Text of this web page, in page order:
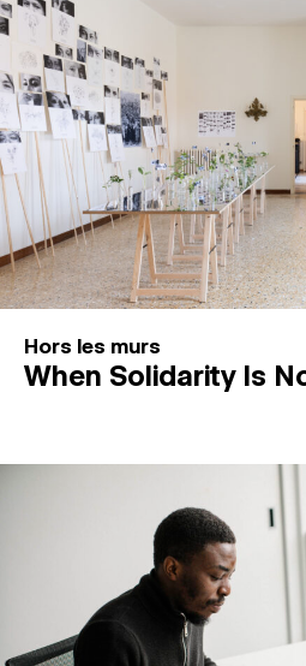
Hors les murs
When Solidarity Is